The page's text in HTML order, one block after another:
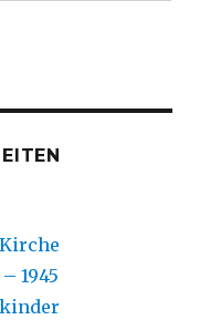
1945